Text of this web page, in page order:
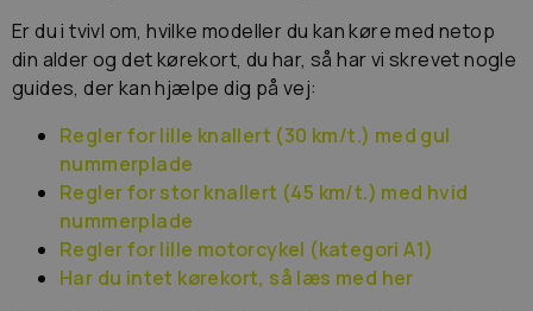
Er du i tvivl om, hvilke modeller du kan køre med netop
din alder og det kørekort, du har, så har vi skrevet nogle
guides, der kan hjælpe dig på vej:
Regler for lille knallert (30 km/t.) med gul
nummerplade
Regler for stor knallert (45 km/t.) med hvid
nummerplade
Regler for lille motorcykel (kategori A1)
Har du intet kørekort, så læs med her